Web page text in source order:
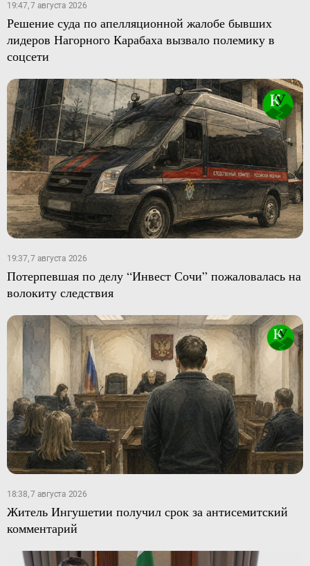
19:47, 7 августа 2026
Решение суда по апелляционной жалобе бывших
лидеров Нагорного Карабаха вызвало полемику в
соцсети
19:37, 7 августа 2026
Потерпевшая по делу “Инвест Сочи” пожаловалась на
волокиту следствия
18:38, 7 августа 2026
Житель Ингушетии получил срок за антисемитский
комментарий